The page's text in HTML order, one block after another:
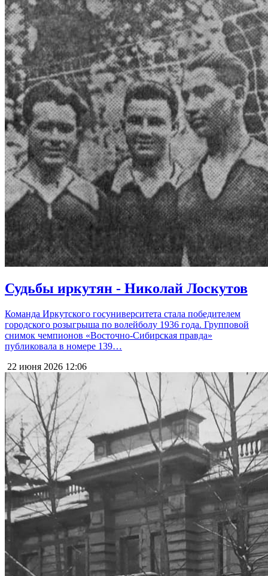
Судьбы иркутян - Николай Лоскутов
Команда Иркутского госуниверситета стала победителем
городского розыгрыша по волейболу 1936 года. Групповой
снимок чемпионов «Восточно-Сибирская правда»
публиковала в номере 139…
22 июня 2026 12:06